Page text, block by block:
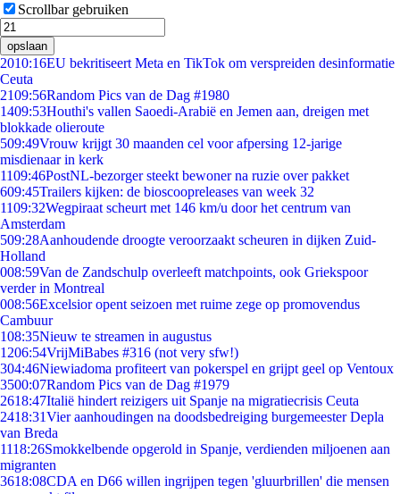
Scrollbar gebruiken
opslaan
2010:16EU bekritiseert Meta en TikTok om verspreiden desinformatie
Ceuta
2109:56Random Pics van de Dag #1980
1409:53Houthi's vallen Saoedi-Arabië en Jemen aan, dreigen met
blokkade olieroute
509:49Vrouw krijgt 30 maanden cel voor afpersing 12-jarige
misdienaar in kerk
1109:46PostNL-bezorger steekt bewoner na ruzie over pakket
609:45Trailers kijken: de bioscoopreleases van week 32
1109:32Wegpiraat scheurt met 146 km/u door het centrum van
Amsterdam
509:28Aanhoudende droogte veroorzaakt scheuren in dijken Zuid-
Holland
008:59Van de Zandschulp overleeft matchpoints, ook Griekspoor
verder in Montreal
008:56Excelsior opent seizoen met ruime zege op promovendus
Cambuur
108:35Nieuw te streamen in augustus
1206:54VrijMiBabes #316 (not very sfw!)
304:46Niewiadoma profiteert van pokerspel en grijpt geel op Ventoux
3500:07Random Pics van de Dag #1979
2618:47Italië hindert reizigers uit Spanje na migratiecrisis Ceuta
2418:31Vier aanhoudingen na doodsbedreiging burgemeester Depla
van Breda
1118:26Smokkelbende opgerold in Spanje, verdienden miljoenen aan
migranten
3618:08CDA en D66 willen ingrijpen tegen 'gluurbrillen' die mensen